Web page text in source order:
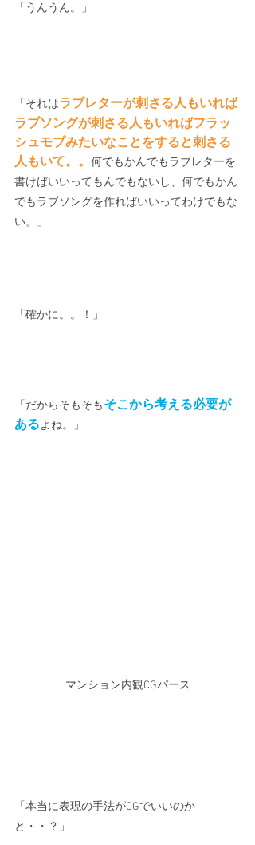
「うんうん。」
「それはラブレターが刺さる人もいれば
ラブソングが刺さる人もいればフラッ
シュモブみたいなことをすると刺さる
人もいて。。 何でもかんでもラブレターを
書けばいいってもんでもないし、何でもかん
でもラブソングを作ればいいってわけでもな
い。」
「確かに。。！」
「だからそもそもそこから考える必要が
あるよね。」
マンション内観CGパース
「本当に表現の手法がCGでいいのか
と・・？」